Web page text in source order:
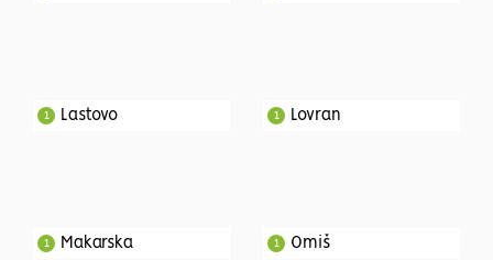
Lastovo
1 Lovran
1
Makarska
1 Omiš
1